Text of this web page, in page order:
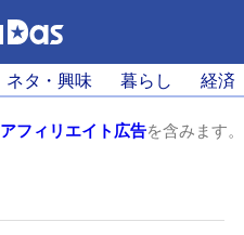
ネタ・興味 暮らし 経済
アフィリエイト広告を含みます。